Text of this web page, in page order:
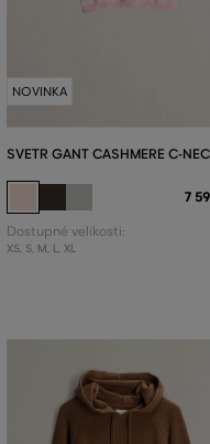
NOVINKA
SVETR GANT CASHMERE C-
7
Dostupné velikosti:
XS, S, M L XL